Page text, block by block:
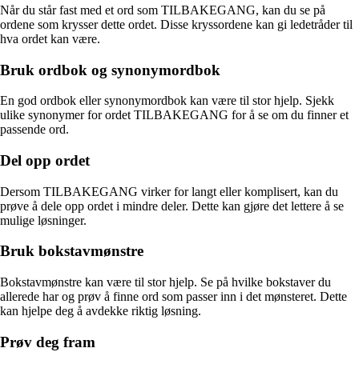
Når du står fast med et ord som TILBAKEGANG, kan du se på
ordene som krysser dette ordet. Disse kryssordene kan gi ledetråder til
hva ordet kan være.
Bruk ordbok og synonymordbok
En god ordbok eller synonymordbok kan være til stor hjelp. Sjekk
ulike synonymer for ordet TILBAKEGANG for å se om du finner et
passende ord.
Del opp ordet
Dersom TILBAKEGANG virker for langt eller komplisert, kan du
prøve å dele opp ordet i mindre deler. Dette kan gjøre det lettere å se
mulige løsninger.
Bruk bokstavmønstre
Bokstavmønstre kan være til stor hjelp. Se på hvilke bokstaver du
allerede har og prøv å finne ord som passer inn i det mønsteret. Dette
kan hjelpe deg å avdekke riktig løsning.
Prøv deg fram